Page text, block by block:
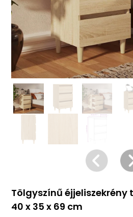
Tölgyszínű
40 x 35 x 69 cm